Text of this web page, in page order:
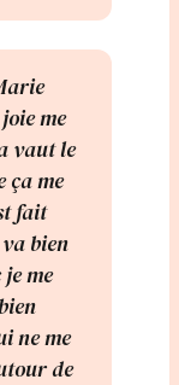
me
vaut le
ça me
fait
bien
me
ne me
de